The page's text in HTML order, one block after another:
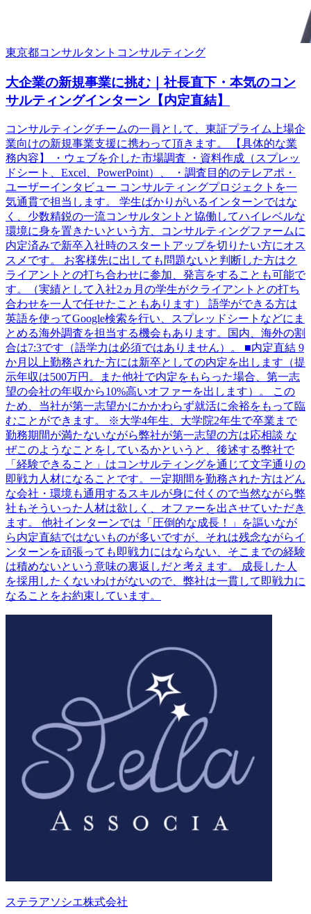
東京都コンサルタント コンサルティング
大企業の新規事業に挑む｜社長直下・本気のコン
サルティングインターン【内定直結】
コンサルティングチームの一員として、東証プライム上場企
業向けの新規事業支援に携わって頂きます。 【具体的な業
務内容】 ・ウェブを介した市場調査 ・資料作成（スプレッ
ドシート、Excel、PowerPoint）、 ・調査目的のテレアポ・
ユーザーインタビュー コンサルティングプロジェクトを一
気通貫で担当します。 学生ばかりがいるインターンではな
く、少数精鋭の一流コンサルタントと協働してハイレベルな
環境に身を置きたいという方、コンサルティングファームに
内定済みで新卒入社時のスタートアップを切りたい方にオス
スメです。 お客様先に出しても問題ないと判断した方はク
ライアントとの打ち合わせに参加、発言をすることも可能で
す。（実績として入社2ヵ月の学生がクライアントとの打ち
合わせを一人で任せたこともあります） 語学ができる方は
英語を使ってGoogle検索を行い、スプレッドシートなどにま
とめる海外調査を担当する機会もあります。国内、海外の割
合は7:3です（語学力は必須ではありません）。 ■内定直結 9
か月以上勤務された方には新卒としての内定を出します（提
示年収は500万円。また他社で内定をもらった場合、第一志
望の会社の年収から10%高いオファーを出します）。 この
ため、当社が第一志望かにかかわらず就活に余裕をもって臨
むことができます。 ※大学4年生、大学院2年生で卒業まで
勤務期間が満たないながら弊社が第一志望の方は応相談 な
ぜこのようなことをしているかというと、後述する弊社で
「経験できること」はコンサルティングを通じて文字通りの
即戦力人材になることです。一定期間を勤務された方はどん
な会社・環境も通用するスキルが身に付くので当然ながら弊
社もそういった人材は欲しく、オファーを出させていただき
ます。 他社インターンでは「圧倒的な成長！」を謳いなが
ら内定直結ではないものが多いですが、それは残念ながらイ
ンターンを頑張っても即戦力にはならない、そこまでの経験
は積めないという意味の裏返しだと考えます。 成長した人
を採用したくないわけがないので、弊社は一貫して即戦力に
なることをお約束しています。
ステラアソシエ株式会社